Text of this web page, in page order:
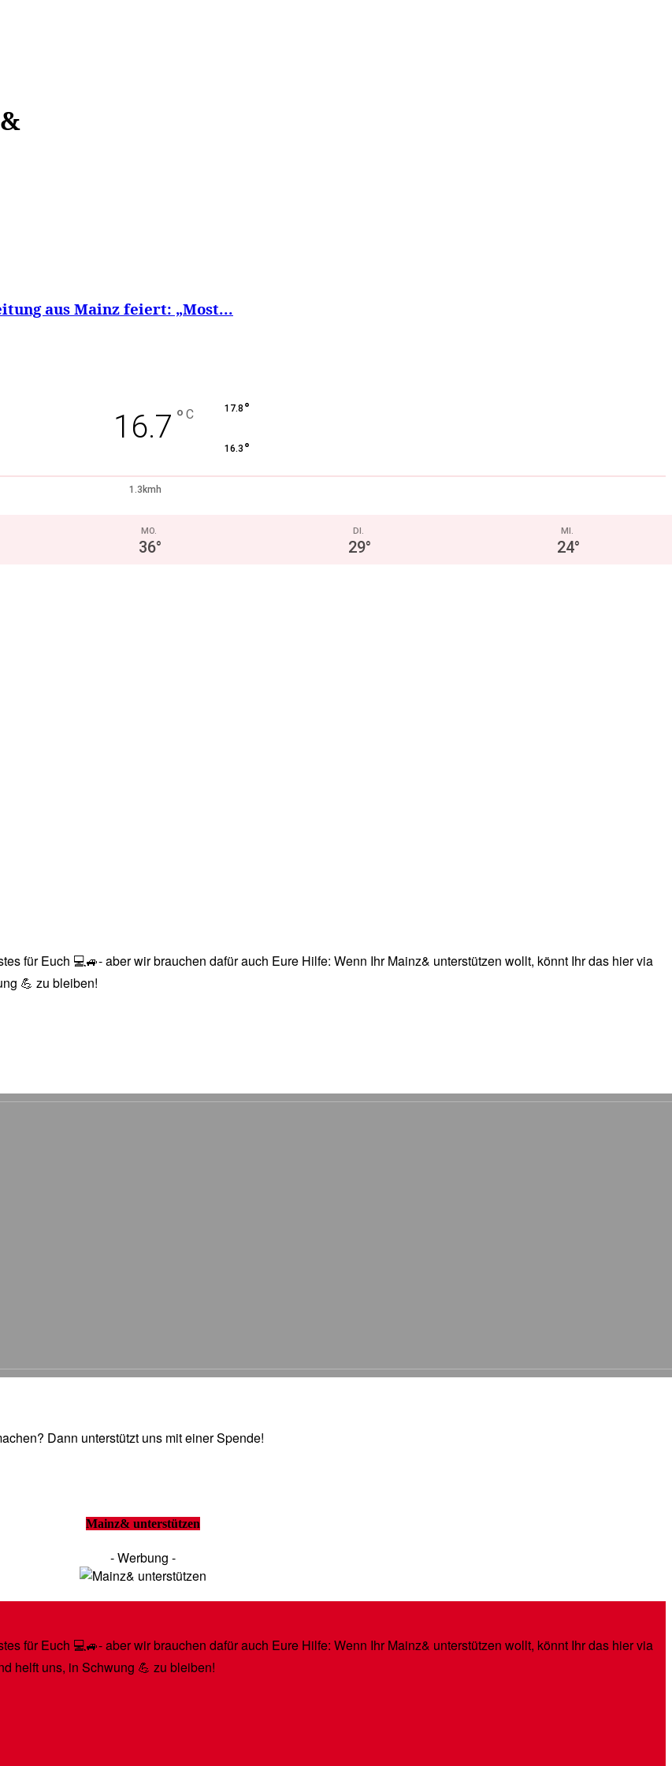
aus Mainz feiert: „Most...
16.7 ° C 17.8 °
16.3 °
1.3kmh
MO.
36°
DI.
29°
MI.
24°
für Euch 💻🚙- aber wir brauchen dafür auch Eure Hilfe: Wenn Ihr Mainz& unterstützen wollt, könnt Ihr das hier via
💪 zu bleiben!
Dann unterstützt uns mit einer Spende!
Mainz& unterstützen
- Werbung -
für Euch 💻🚙- aber wir brauchen dafür auch Eure Hilfe: Wenn Ihr Mainz& unterstützen wollt, könnt Ihr das hier via
helft uns, in Schwung 💪 zu bleiben!